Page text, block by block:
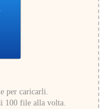
per caricarli.
100 file alla volta.